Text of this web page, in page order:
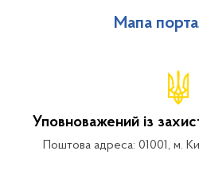
Мапа
Уповноважений із
Поштова адреса: 01001, м.